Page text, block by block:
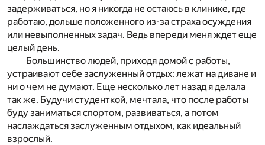
задерживаться, но я никогда не остаюсь в клинике, где
работаю, дольше положенного из-за страха осуждения
или невыполненных задач. Ведь впереди меня ждет еще
целый день.
Большинство людей, приходя домой с работы,
устраивают себе заслуженный отдых: лежат на диване и
ни о чем не думают. Еще несколько лет назад я делала
так же. Будучи студенткой, мечтала, что после работы
буду заниматься спортом, развиваться, а потом
наслаждаться заслуженным отдыхом, как идеальный
взрослый.